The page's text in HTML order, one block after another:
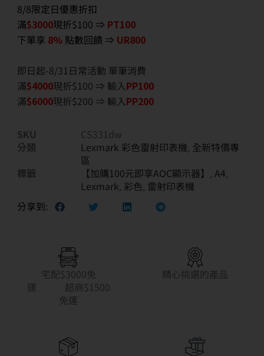
8/8限定日優惠折扣
滿$3000現折$100 ⇒ PT100
下單享 8% 點數回饋 ⇒ UR800
即日起-8/31日常活動 單筆消費
滿$4000現折$100 ⇒ 輸入PP100
滿$6000現折$200 ⇒ 輸入PP200
SKU
CS331dw
分類
Lexmark 彩色雷射印表機, 全新特價專
區
標籤
【加購100元即享AOC顯示器】 , A4,
Lexmark, 彩色, 雷射印表機
分享到:
宅配$3000免
運 超商$1500
免運
精心挑選的產品